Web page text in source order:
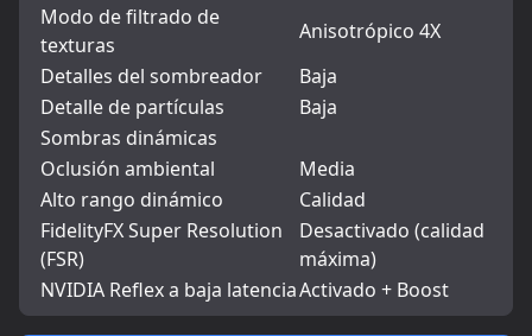
Modo de filtrado de
texturas
Anisotrópico 4X
Detalles del sombreador
Baja
Detalle de partículas
Baja
Sombras dinámicas
Oclusión ambiental
Media
Alto rango dinámico
Calidad
FidelityFX Super Resolution
(FSR)
Desactivado (calidad
máxima)
NVIDIA Reflex a baja latenciaActivado + Boost